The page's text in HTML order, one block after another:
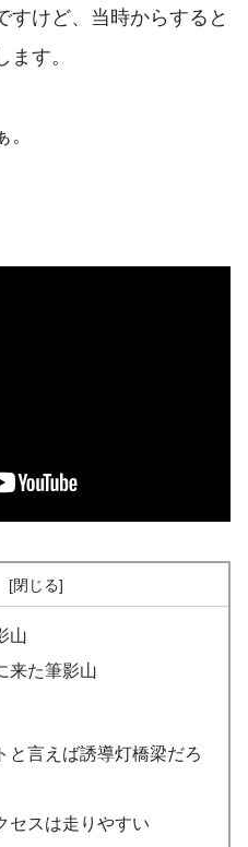
すけど、当時からすると
す。
山
来た筆影山
と言えば誘導灯橋梁だろ
セスは走りやすい